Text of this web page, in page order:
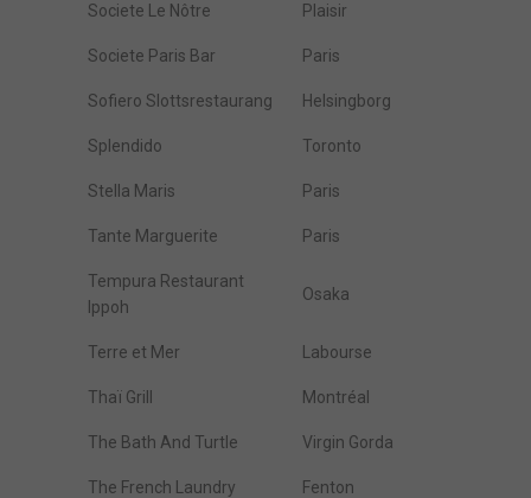
Societe Le Nôtre Plaisir
Societe Paris Bar Paris
Sofiero Slottsrestaurang Helsingborg
Splendido Toronto
Stella Maris Paris
Tante Marguerite Paris
Tempura Restaurant
Ippoh
Osaka
Terre et Mer Labourse
Thaï Grill Montréal
The Bath And Turtle Virgin Gorda
The French Laundry Fenton